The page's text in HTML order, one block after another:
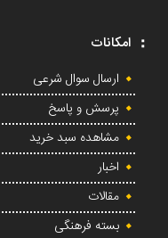
امکانات
ارسال سوال شرعی
پرسش و پاسخ
مشاهده سبد خرید
اخبار
مقالات
بسته فرهنگی